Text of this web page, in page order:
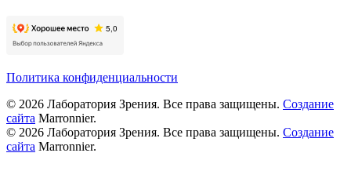
Политика конфиденциальности
© 2026 Лаборатория Зрения. Все права защищены. Создание
сайта Marronnier.
© 2026 Лаборатория Зрения. Все права защищены. Создание
сайта Marronnier.